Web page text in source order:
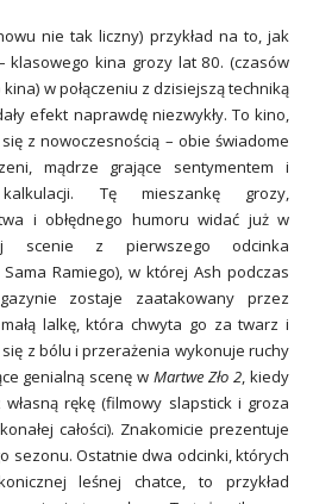
nie tak liczny) przykład na to, jak
klasowego kina grozy lat 80. (czasów
w połączeniu z dzisiejszą techniką
efekt naprawdę niezwykły. To kino,
z nowoczesnością – obie świadome
mądrze grające sentymentem i
Tę mieszankę grozy,
i obłędnego humoru widać już w
scenie z pierwszego odcinka
Ramiego), w której Ash podczas
zostaje zaatakowany przez
lalkę, która chwyta go za twarz i
z bólu i przerażenia wykonuje ruchy
genialną scenę w Martwe Zło 2, kiedy
rękę (filmowy slapstick i groza
całości). Znakomicie prezentuje
sezonu. Ostatnie dwa odcinki, których
leśnej chatce, to przykład